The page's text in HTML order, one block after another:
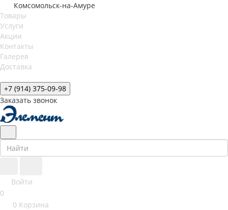
Комсомольск-на-Амуре
Товары
Услуги
Акции
Контакты
Галерея
Доставка
+7 (914) 375-09-98
Заказать звонок
Войти
0
0 Корзина